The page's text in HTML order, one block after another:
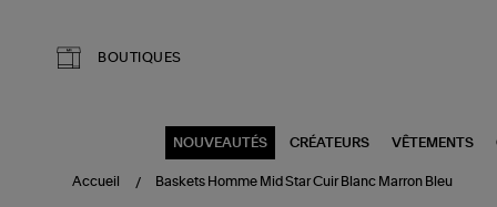
BOUTIQUES
NOUVEAUTÉS CRÉATEURS VÊTEMENTS
Accueil Baskets Homme Mid Star Cuir Blanc Marron Bleu